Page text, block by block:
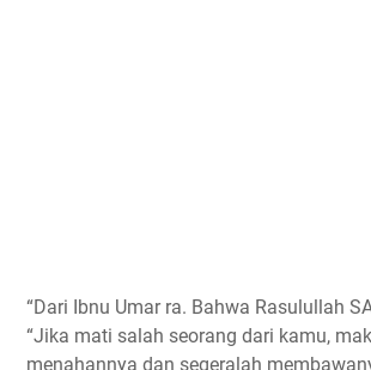
“Dari Ibnu Umar ra. Bahwa Rasulullah
“Jika mati salah seorang dari kamu,
menahannya dan segeralah